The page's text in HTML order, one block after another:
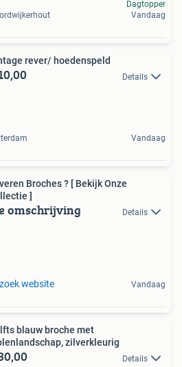
Dagtopper
Vandaag
rever/ hoedenspeld
Details
Vandaag
Broches ? [ Bekijk Onze
]
omschrijving Details
website Vandaag
blauw broche met
zilverkleurig
Details